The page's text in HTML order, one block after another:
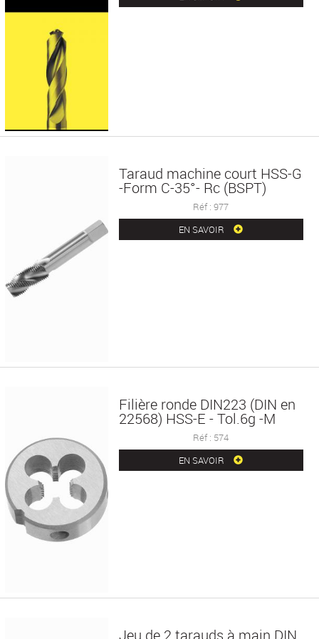
Taraud machine court HSS-G
-Form C-35°- Rc (BSPT)
Réf : 977
EN SAVOIR
Filière ronde DIN223 (DIN en
22568) HSS-E - Tol.6g -M
Réf : 574
EN SAVOIR